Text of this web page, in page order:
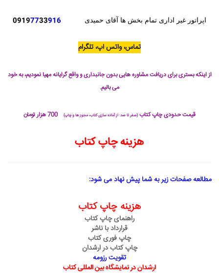
اپراتور غیر اداری تمام بخش ها آقای حمیدی 09197733916
تماس، واتس اپ، تلگرام
از اینکه بستری برای دریافت مشاوره هایی بدون جانبداری و واقع گرایانه مهیا نمودیم، به خود
می بالیم.
قیمت حدودی چاپ کتاب (صفر تا صد: از آماده سازی کتاب، مجوز ها و چاپ)
هزینه چاپ کتاب
مطالعه صفحات زیر به شما پیش نهاد می شود:
هزینه چاپ کتاب
راهنمای چاپ کتاب
قرارداد با ناشر
چاپ فوری کتاب
چاپ کتاب در ارشدان
تقویت رزومه
ارشدان در نمایشگاه بین المللی کتاب